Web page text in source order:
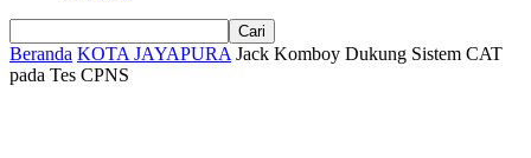
Beranda KOTA JAYAPURA Jack Komboy Dukung Sistem CAT
pada Tes CPNS